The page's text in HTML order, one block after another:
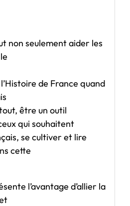
non seulement aider les
de France quand
être un outil
qui souhaitent
se cultiver et lire
cette
l’avantage d’allier la